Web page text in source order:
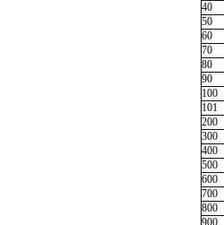
40
50
60
70
80
90
100
101
200
300
400
500
600
700
800
900